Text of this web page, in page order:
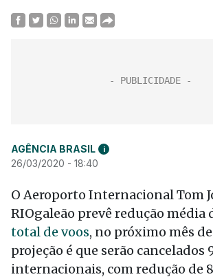
AGÊNCIA BRASIL i
26/03/2020 - 18:40
O Aeroporto Internacional Tom
RIOgaleão prevê redução média
total de voos, no próximo mês
projeção é que serão cancelados
internacionais, com redução de